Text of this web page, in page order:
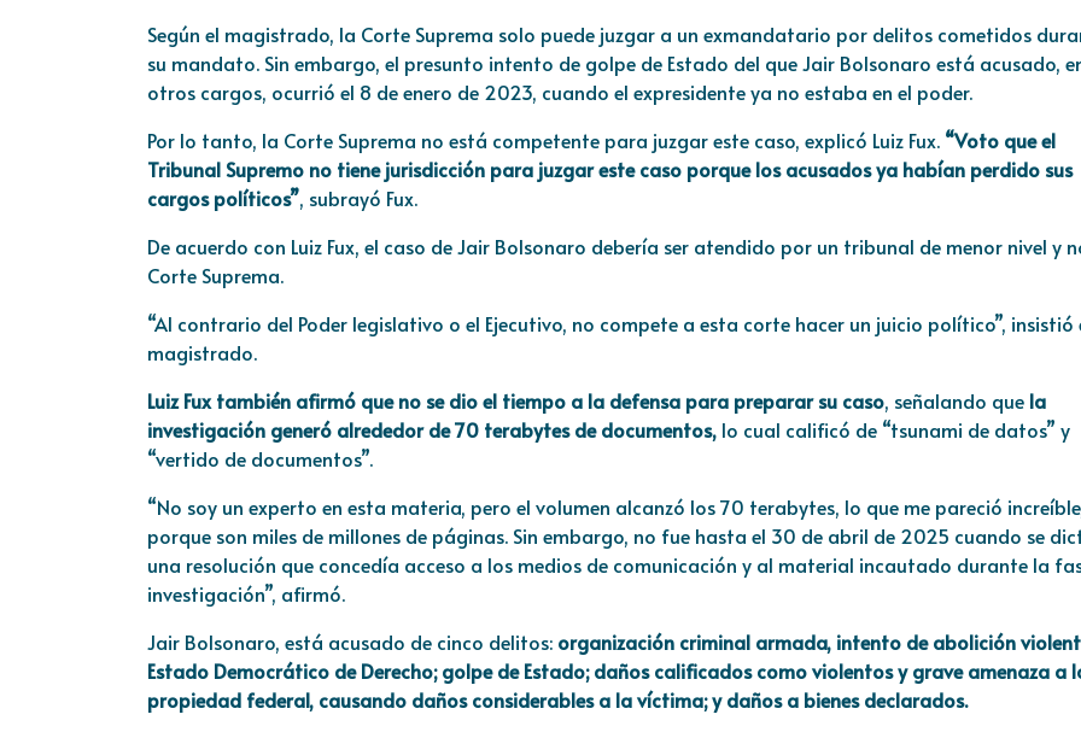
Según el magistrado, la Corte Suprema solo puede juzgar a un exmandatario por delitos cometidos
su mandato. Sin embargo, el presunto intento de golpe de Estado del que Jair Bolsonaro está acusado,
otros cargos, ocurrió el 8 de enero de 2023, cuando el expresidente ya no estaba en el poder.
Por lo tanto, la Corte Suprema no está competente para juzgar este caso, explicó Luiz Fux. “Voto que el
Tribunal Supremo no tiene jurisdicción para juzgar este caso porque los acusados ya habían perdido sus
cargos políticos”, subrayó Fux.
De acuerdo con Luiz Fux, el caso de Jair Bolsonaro debería ser atendido por un tribunal de menor nivel y
Corte Suprema.
“Al contrario del Poder legislativo o el Ejecutivo, no compete a esta corte hacer un juicio político”, insistió
magistrado.
Luiz Fux también afirmó que no se dio el tiempo a la defensa para preparar su caso, señalando que la
investigación generó alrededor de 70 terabytes de documentos, lo cual calificó de “tsunami de datos” y
“vertido de documentos”.
“No soy un experto en esta materia, pero el volumen alcanzó los 70 terabytes, lo que me pareció
porque son miles de millones de páginas. Sin embargo, no fue hasta el 30 de abril de 2025 cuando se
una resolución que concedía acceso a los medios de comunicación y al material incautado durante la
investigación”, afirmó.
Jair Bolsonaro, está acusado de cinco delitos: organización criminal armada, intento de abolición
Estado Democrático de Derecho; golpe de Estado; daños calificados como violentos y grave amenaza a
propiedad federal, causando daños considerables a la víctima; y daños a bienes declarados.